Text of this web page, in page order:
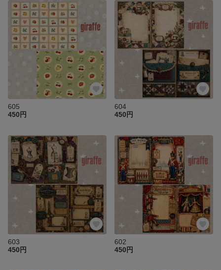
605
450円
604
450円
603
450円
602
450円